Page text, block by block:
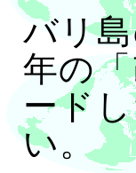
バリ
年の
ード
い。